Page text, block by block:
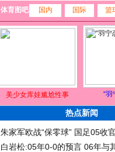
体育图吧 国内 国际 篮
美少女库娃尴尬性事 “羽
热点新闻
朱家军欧战“保零球” 国足05收
白岩松:05年0-0的预言 06年与